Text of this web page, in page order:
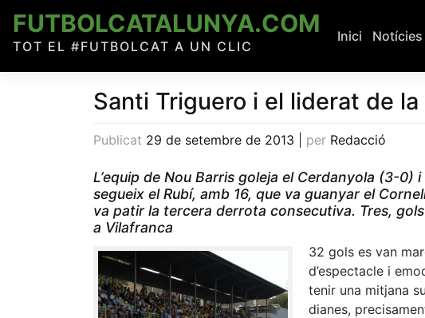
content
FUTBOLCATALUNYA.COM
TOT EL #FUTBOLCAT A UN CLIC
Inici Notícies
Santi Triguero i el liderat de
Publicat 29 de setembre de 2013 per Redacció
L’equip de Nou Barris goleja el Cerdanyola (3-0)
segueix el Rubí, amb 16, que va guanyar el
va patir la tercera derrota consecutiva. Tres,
a Vilafranca
32 gols es van
d’espectacle i
tenir una mitjana
dianes,